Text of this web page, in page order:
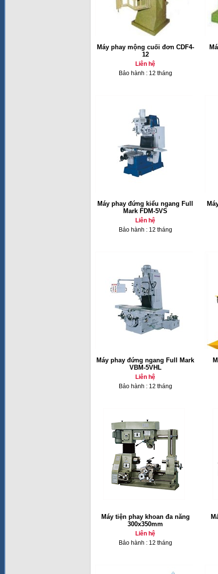
Máy phay mộng cuối đơn CDF4-
12
Liên hệ
Bảo hành : 12 tháng
Máy phay đứng kiểu ngang Full
Mark FDM-5VS
Liên hệ
Bảo hành : 12 tháng
Máy phay đứng ngang Full Mark
VBM-5VHL
Liên hệ
Bảo hành : 12 tháng
Máy tiện phay khoan đa năng
300x350mm
Liên hệ
Bảo hành : 12 tháng